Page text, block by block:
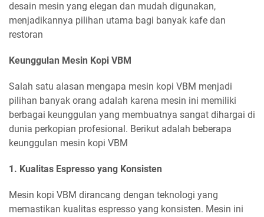
desain mesin yang elegan dan mudah digunakan,
menjadikannya pilihan utama bagi banyak kafe dan
restoran
Keunggulan Mesin Kopi VBM
Salah satu alasan mengapa mesin kopi VBM menjadi
pilihan banyak orang adalah karena mesin ini memiliki
berbagai keunggulan yang membuatnya sangat dihargai di
dunia perkopian profesional. Berikut adalah beberapa
keunggulan mesin kopi VBM
1. Kualitas Espresso yang Konsisten
Mesin kopi VBM dirancang dengan teknologi yang
memastikan kualitas espresso yang konsisten. Mesin ini